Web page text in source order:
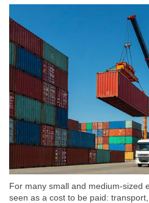
For many small and medium-sized
seen as a cost to be paid: